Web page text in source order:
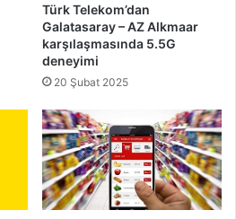
Türk Telekom’dan
Galatasaray – AZ Alkmaar
karşılaşmasında 5.5G
deneyimi
20 Şubat 2025